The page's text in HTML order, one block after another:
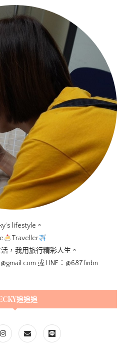
lifestyle。
Traveller
，我用旅行精彩人生。
或 LINE：@687finbn
追追追